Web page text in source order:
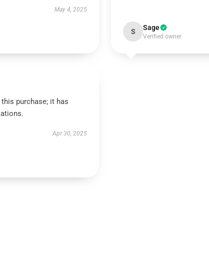
May 4, 2025
S Sage
Verified owner
this purchase; it has
Apr 30, 2025